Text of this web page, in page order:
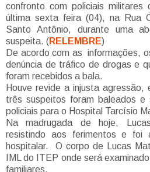
confronto com policiais
última sexta feira (04), na Rua
Santo Antônio, durante uma
suspeita. (RELEMBRE)
De acordo com as informações,
denúncia de tráfico de drogas e
foram recebidos a bala.
Houve revide a injusta
três suspeitos foram baleados e
policiais para o Hospital Tarcísio
Na madrugada de hoje,
resistindo aos ferimentos e foi
hospitalar. O corpo de Lucas
IML do ITEP onde será
familiares.